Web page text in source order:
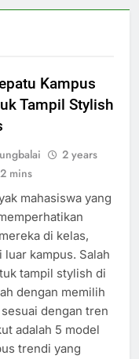
Kampus
Tampil Stylish
2 years
2 mins
mahasiswa yang
di kelas,
kampus. Salah
tampil stylish di
dengan memilih
dengan tren
adalah 5 model
trendi yang